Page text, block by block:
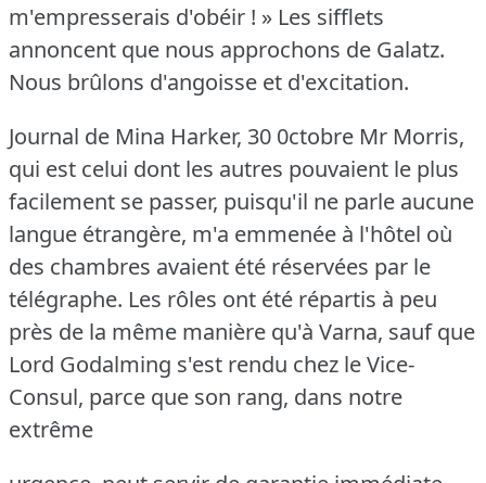
m'empresserais d'obéir ! » Les sifflets
annoncent que nous approchons de Galatz.
Nous brûlons d'angoisse et d'excitation.
Journal de Mina Harker, 30 0ctobre Mr Morris,
qui est celui dont les autres pouvaient le plus
facilement se passer, puisqu'il ne parle aucune
langue étrangère, m'a emmenée à l'hôtel où
des chambres avaient été réservées par le
télégraphe. Les rôles ont été répartis à peu
près de la même manière qu'à Varna, sauf que
Lord Godalming s'est rendu chez le Vice-
Consul, parce que son rang, dans notre
extrême